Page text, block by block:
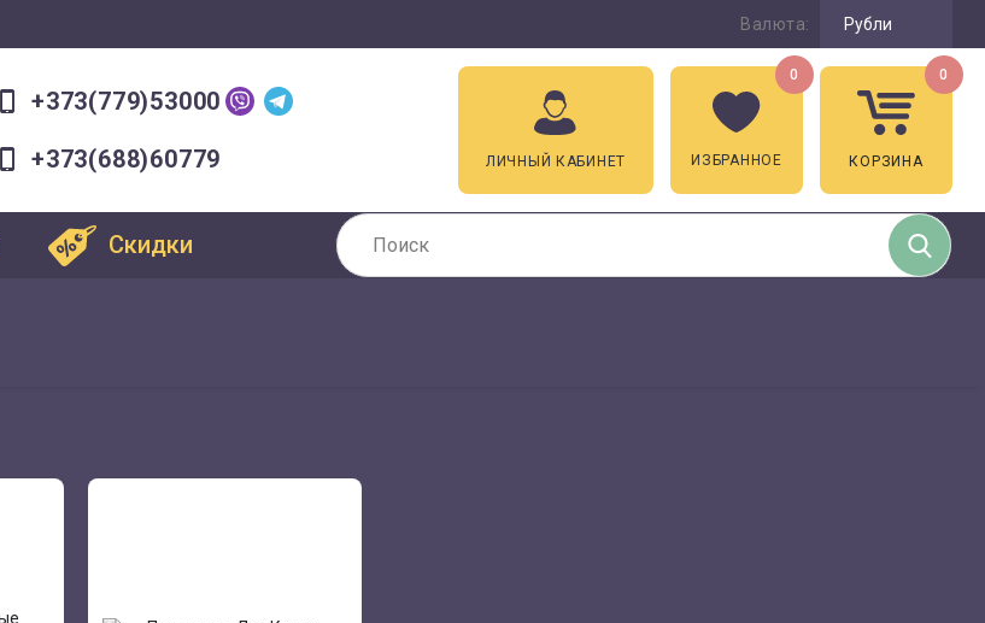
Валюта: Рубли
+373(779)53000
+373(688)60779 ЛИЧНЫЙ КАБИНЕТ ИЗБРАННОЕ
0
КОРЗИНА
0
Скидки